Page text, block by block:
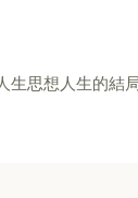
生思想人生的結